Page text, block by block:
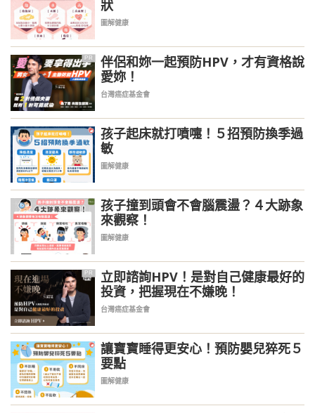
狀
圖解健康
PR
伴侶和妳一起預防HPV，才有資格說
愛妳！
台灣癌症基金會
孩子起床就打噴嚏！５招預防換季過
敏
圖解健康
孩子撞到頭會不會腦震盪？４大跡象
來觀察！
圖解健康
PR
立即諮詢HPV！是對自己健康最好的
投資，把握現在不嫌晚！
台灣癌症基金會
讓寶寶睡得更安心！預防嬰兒猝死５
要點
圖解健康